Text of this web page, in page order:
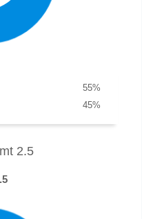
%
55
%
45
2.5